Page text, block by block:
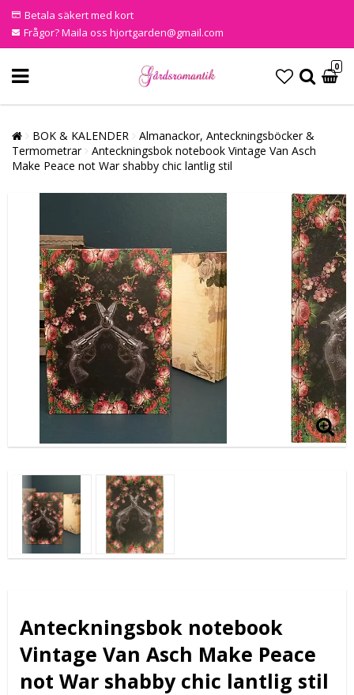
Betala säkert med kort
Frågor? Maila oss hjortgarden@gmail.com
0
BOK & KALENDER
Almanackor, Anteckningsböcker &
Termometrar
Anteckningsbok notebook Vintage Van Asch
Make Peace not War shabby chic lantlig stil
Anteckningsbok notebook
Vintage Van Asch Make Peace
not War shabby chic lantlig stil